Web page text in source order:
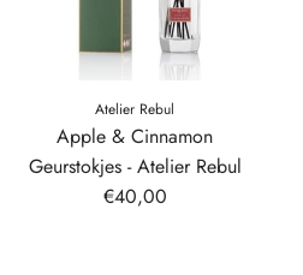
Atelier Rebul
Apple & Cinnamon
Geurstokjes - Atelier Rebul
€40,00